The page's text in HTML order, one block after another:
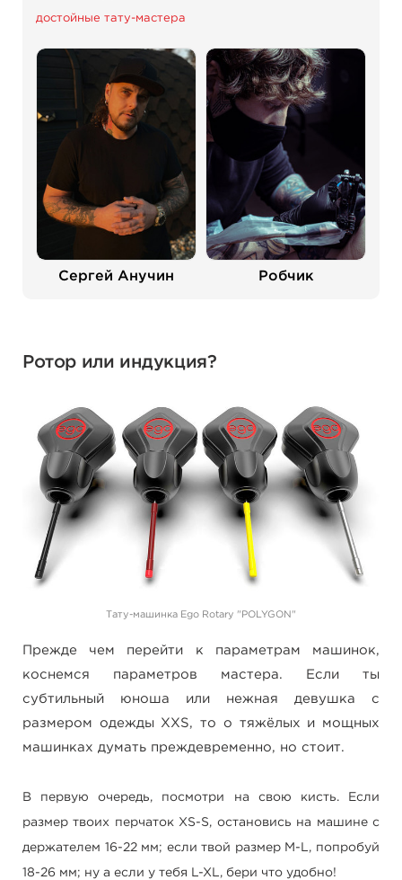
достойные тату-мастера
Сергей Анучин Робчик
Ротор или индукция?
Тату-машинка Ego Rotary "POLYGON"
Прежде чем перейти к параметрам машинок,
коснемся параметров мастера. Если ты
субтильный юноша или нежная девушка с
размером одежды XXS, то о тяжёлых и мощных
машинках думать преждевременно, но стоит.
В первую очередь, посмотри на свою кисть. Если
размер твоих перчаток XS-S, остановись на машине с
держателем 16-22 мм; если твой размер М-L, попробуй
18-26 мм; ну а если у тебя L-XL, бери что удобно!